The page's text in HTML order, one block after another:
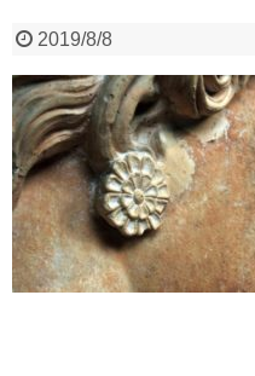
2019/8/8